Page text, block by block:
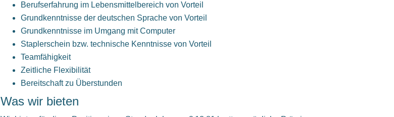
Berufserfahrung im Lebensmittelbereich von Vorteil
Grundkenntnisse der deutschen Sprache von Vorteil
Grundkenntnisse im Umgang mit Computer
Staplerschein bzw. technische Kenntnisse von Vorteil
Teamfähigkeit
Zeitliche Flexibilität
Bereitschaft zu Überstunden
Was wir bieten